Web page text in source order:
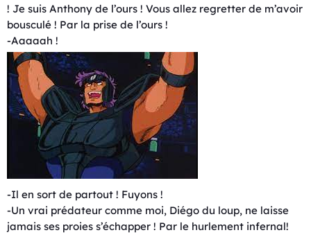
! Je suis Anthony de l’ours ! Vous allez regretter de m’avoir
bousculé ! Par la prise de l’ours !
-Aaaaah !
-Il en sort de partout ! Fuyons !
-Un vrai prédateur comme moi, Diégo du loup, ne laisse
jamais ses proies s’échapper ! Par le hurlement infernal!